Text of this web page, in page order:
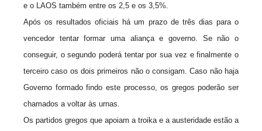
e o LAOS também entre os 2,5 e os 3,5%.
Após os resultados oficiais há um prazo de três dias para o
vencedor tentar formar uma aliança e governo. Se não o
conseguir, o segundo poderá tentar por sua vez e finalmente o
terceiro caso os dois primeiros não o consigam. Caso não haja
Governo formado findo este processo, os gregos poderão ser
chamados a voltar às urnas.
Os partidos gregos que apoiam a troika e a austeridade estão a